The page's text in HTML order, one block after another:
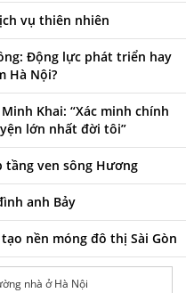
vụ thiên nhiên
Động lực phát triển hay
Hà Nội?
Khai: “Xác minh chính
lớn nhất đời tôi”
tầng ven sông Hương
anh Bảy
nền móng đô thị Sài Gòn
nhà ở Hà Nội